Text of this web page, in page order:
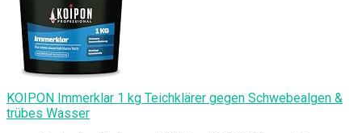
KOIPON Immerklar 1 kg Teichklärer gegen Schwebealgen &
trübes Wasser